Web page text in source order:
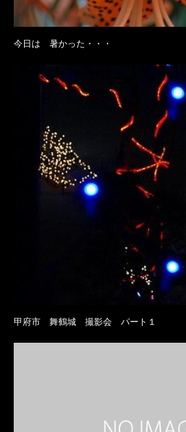
今日は 暑かった・・・
甲府市 舞鶴城 撮影会 パート１